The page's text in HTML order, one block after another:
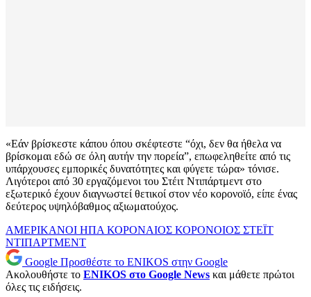
«Εάν βρίσκεστε κάπου όπου σκέφτεστε “όχι, δεν θα ήθελα να
βρίσκομαι εδώ σε όλη αυτήν την πορεία”, επωφεληθείτε από τις
υπάρχουσες εμπορικές δυνατότητες και φύγετε τώρα» τόνισε.
Λιγότεροι από 30 εργαζόμενοι του Στέιτ Ντιπάρτμεντ στο
εξωτερικό έχουν διαγνωστεί θετικοί στον νέο κορονοϊό, είπε ένας
δεύτερος υψηλόβαθμος αξιωματούχος.
ΑΜΕΡΙΚΑΝΟΙ ΗΠΑ ΚΟΡΟΝΑΙΟΣ ΚΟΡΟΝΟΙΟΣ ΣΤΕΪΤ
ΝΤΙΠΑΡΤΜΕΝΤ
Google Προσθέστε το ENIKOS στην Google
Ακολουθήστε το ENIKOS στο Google News και μάθετε πρώτοι
όλες τις ειδήσεις.